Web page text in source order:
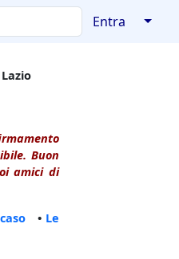
Entra ↓
Buon
amici di
• Le